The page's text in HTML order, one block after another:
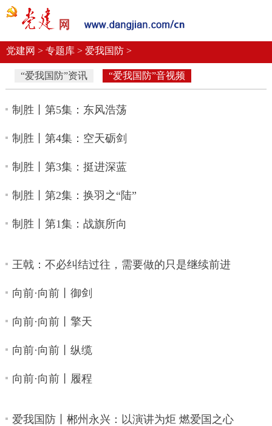
党建要闻
机关党建
校园党建 企业党建
党建网 > 专题库 > 爱我国防 >
“爱我国防”资讯 “爱我国防”音视频
制胜丨第5集：东风浩荡
制胜丨第4集：空天砺剑
制胜丨第3集：挺进深蓝
制胜丨第2集：换羽之“陆”
制胜丨第1集：战旗所向
王戟：不必纠结过往，需要做的只是继续前进
向前·向前丨御剑
向前·向前丨擎天
向前·向前丨纵缆
向前·向前丨履程
爱我国防丨郴州永兴：以演讲为炬 燃爱国之心